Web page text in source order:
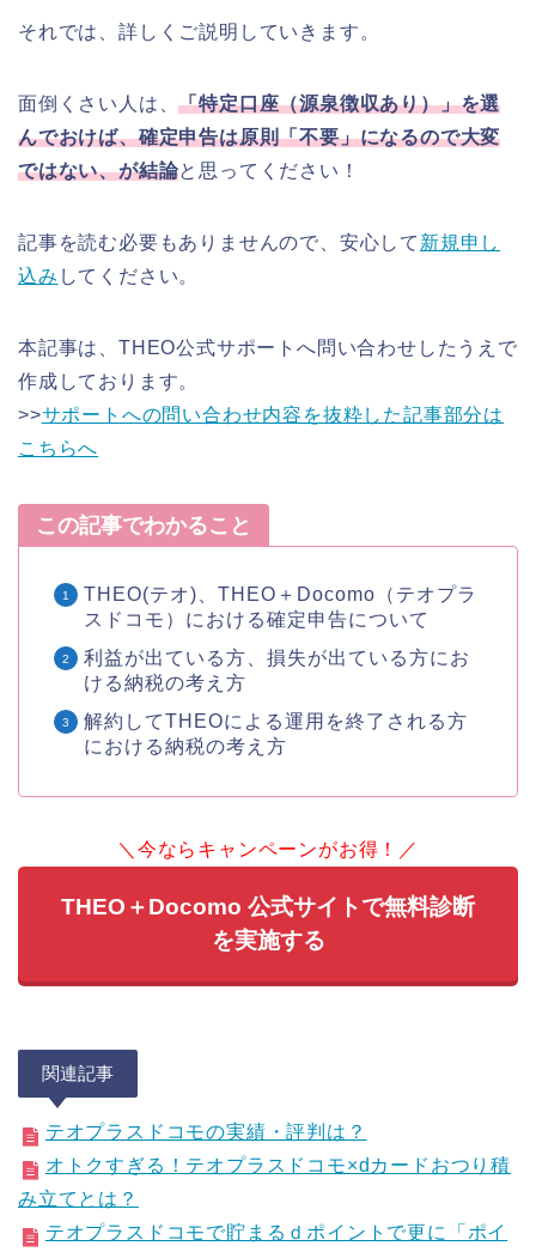
それでは、詳しくご説明していきます。
面倒くさい人は、「特定口座（源泉徴収あり）」を選
んでおけば、確定申告は原則「不要」になるので大変
ではない、が結論と思ってください！
記事を読む必要もありませんので、安心して 新規申し
込み してください。
本記事は、THEO公式サポートへ問い合わせしたうえで
作成しております。
>>サポートへの問い合わせ内容を抜粋した記事部分は
こちらへ
この記事でわかること
THEO(テオ)、THEO＋Docomo（テオプラ
スドコモ）における確定申告について
利益が出ている方、損失が出ている方にお
ける納税の考え方
解約してTHEOによる運用を終了される方
における納税の考え方
＼今ならキャンペーンがお得！／
THEO＋Docomo 公式サイトで無料診断
を実施する
関連記事
テオプラスドコモの実績・評判は？
オトクすぎる！テオプラスドコモ×dカードおつり積
み立てとは？
テオプラスドコモで貯まるｄポイントで更に「ポイ